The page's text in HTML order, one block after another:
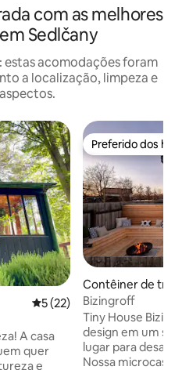
com as melhores
Sedlčany
estas acomodações foram
a localização, limpeza e
5 de uma avaliação média
5 (22)
quer
e
Preferido dos
Preferido dos
Contêiner de
melice
Bizingroff
Tiny House
design em um só lugar.
lugar para
Nossa microcasa